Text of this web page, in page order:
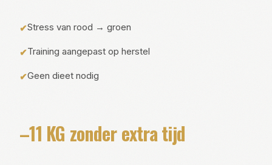
✔Stress van rood → groen
✔Training aangepast op herstel
✔Geen dieet nodig
–11 KG zonder extra tijd